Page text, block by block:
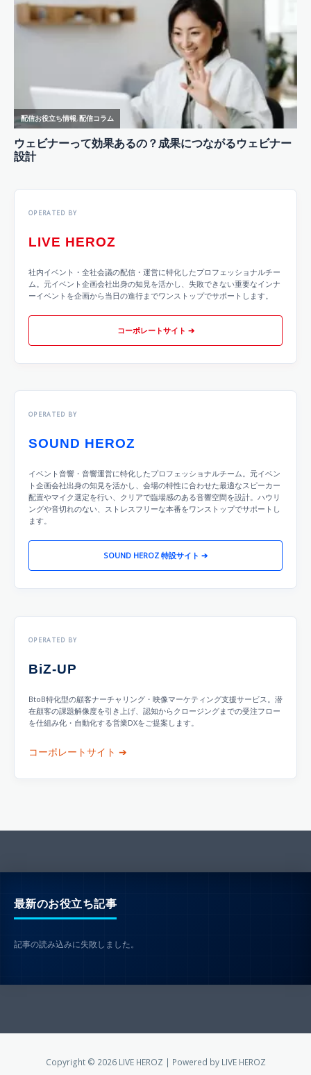
OPERATED BY
LIVE HEROZ
社内イベント・全社会議の配信・運営に特化したプロフェッショナルチー
ム。元イベント企画会社出身の知見を活かし、失敗できない重要なインナ
ーイベントを企画から当日の進行までワンストップでサポートします。
コーポレートサイト ➔
OPERATED BY
SOUND HEROZ
イベント音響・音響運営に特化したプロフェッショナルチーム。元イベン
ト企画会社出身の知見を活かし、会場の特性に合わせた最適なスピーカー
配置やマイク選定を行い、クリアで臨場感のある音響空間を設計。ハウリ
ングや音切れのない、ストレスフリーな本番をワンストップでサポートし
ます。
SOUND HEROZ 特設サイト ➔
OPERATED BY
BiZ-UP
BtoB特化型の顧客ナーチャリング・映像マーケティング支援サービス。潜
在顧客の課題解像度を引き上げ、認知からクロージングまでの受注フロー
を仕組み化・自動化する営業DXをご提案します。
コーポレートサイト ➔
最新のお役立ち記事
記事の読み込みに失敗しました。
Copyright © 2026 LIVE HEROZ | Powered by LIVE HEROZ